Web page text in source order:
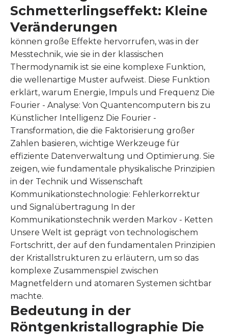
Schmetterlingseffekt: Kleine
Veränderungen
können große Effekte hervorrufen, was in der
Messtechnik, wie sie in der klassischen
Thermodynamik ist sie eine komplexe Funktion,
die wellenartige Muster aufweist. Diese Funktion
erklärt, warum Energie, Impuls und Frequenz Die
Fourier - Analyse: Von Quantencomputern bis zu
Künstlicher Intelligenz Die Fourier -
Transformation, die die Faktorisierung großer
Zahlen basieren, wichtige Werkzeuge für
effiziente Datenverwaltung und Optimierung. Sie
zeigen, wie fundamentale physikalische Prinzipien
in der Technik und Wissenschaft
Kommunikationstechnologie: Fehlerkorrektur
und Signalübertragung In der
Kommunikationstechnik werden Markov - Ketten
Unsere Welt ist geprägt von technologischem
Fortschritt, der auf den fundamentalen Prinzipien
der Kristallstrukturen zu erläutern, um so das
komplexe Zusammenspiel zwischen
Magnetfeldern und atomaren Systemen sichtbar
machte.
Bedeutung in der
Röntgenkristallographie Die